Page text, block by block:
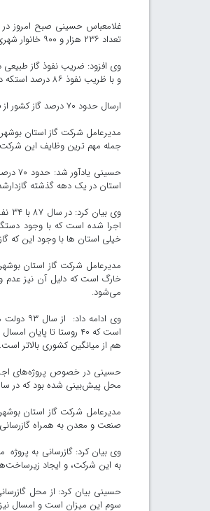
تعداد ۲۳۶ هزار و ۹۰۰ خانوار شهری را شمل می‌شود
و با ظریب نفوذ ۸۶ درصد استکه در پایان سال ۹۷ به ۹۵ درصد می رسیم .
ارسال حدود ۷۰ درصد گاز کشور از فازهای پارس جنوبی و پالایشگاه های فجر جم
مدیرعامل شرکت گاز استان
جمله مهم ترین وظایف این
استان در یک دهه گذشته
اجرا شده است که با وجود
خیلی استان ها با وجود این که گازرسانی از سال ۴۸ آغاز شده اما از
خارگ است که دلیل آن نیز عدم
می‌شود.
هم از میانگین کشوری بالاتر است.
محل پیش‌بینی شده بود که در سال گذشته ۲۴ هزار انشعاب انجام شد و امسال نیز به ۱۶
مدیرعامل شرکت گاز استان
صنعت و معدن به همراه
به این شرکت، و ایجاد زیرساخت‌های لازم، ۵ پروژه پتروشیمی می‌توانند از این
سوم این میزان است و امسال نیز ۱۰۰ مرغداری گازدار می‌شوند.